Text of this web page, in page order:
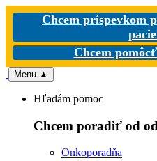
Chcem príspevkom
Chcem
Menu ▲
Hľadám pomoc
Chcem poradiť od
Onkoporadňa